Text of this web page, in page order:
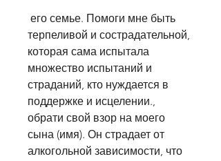
терпеливой и сострадательной,
которая сама испытала
множество испытаний и
страданий, кто нуждается в
поддержке и исцелении.,
обрати свой взор на моего
сына (имя). Он страдает от
алкогольной зависимости, что